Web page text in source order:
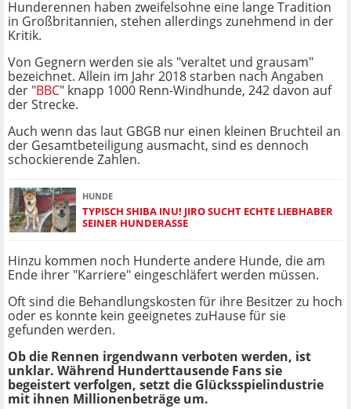
Hunderennen haben zweifelsohne eine lange Tradition
in Großbritannien, stehen allerdings zunehmend in der
Kritik.
Von Gegnern werden sie als "veraltet und grausam"
bezeichnet. Allein im Jahr 2018 starben nach Angaben
der "BBC" knapp 1000 Renn-Windhunde, 242 davon auf
der Strecke.
Auch wenn das laut GBGB nur einen kleinen Bruchteil an
der Gesamtbeteiligung ausmacht, sind es dennoch
schockierende Zahlen.
HUNDE
TYPISCH SHIBA INU! JIRO SUCHT ECHTE LIEBHABER
SEINER HUNDERASSE
Hinzu kommen noch Hunderte andere Hunde, die am
Ende ihrer "Karriere" eingeschläfert werden müssen.
Oft sind die Behandlungskosten für ihre Besitzer zu hoch
oder es konnte kein geeignetes zuHause für sie
gefunden werden.
Ob die Rennen irgendwann verboten werden, ist
unklar. Während Hunderttausende Fans sie
begeistert verfolgen, setzt die Glücksspielindustrie
mit ihnen Millionenbeträge um.